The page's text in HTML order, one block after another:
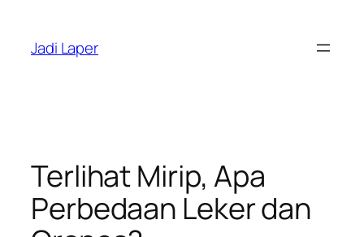
content
Jadi Laper
Terlihat Mirip, Apa
Perbedaan Leker dan